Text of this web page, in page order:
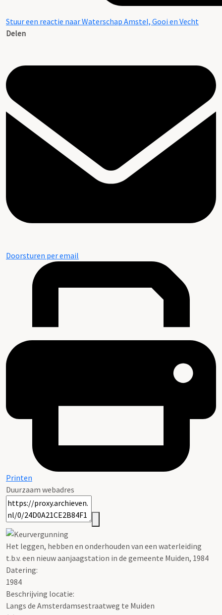
Stuur een reactie naar Waterschap Amstel, Gooi en Vecht
Delen
Doorsturen per email
Printen
Duurzaam webadres
Het leggen, hebben en onderhouden van een waterleiding
t.b.v. een nieuw aanjaagstation in de gemeente Muiden, 1984
Datering:
1984
Beschrijving locatie:
Langs de Amsterdamsestraatweg te Muiden